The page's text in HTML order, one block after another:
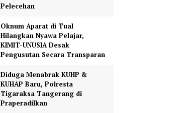
Pelecehan
Oknum Aparat di Tual
Hilangkan Nyawa Pelajar,
KIMIT-UNUSIA Desak
Pengusutan Secara Transparan
Diduga Menabrak KUHP &
KUHAP Baru, Polresta
Tigaraksa Tangerang di
Praperadilkan